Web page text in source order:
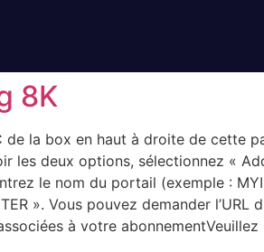
8K
de la box en haut à droite de
les deux options, sélectionnez «
le nom du portail (exemple :
». Vous pouvez demander
à votre